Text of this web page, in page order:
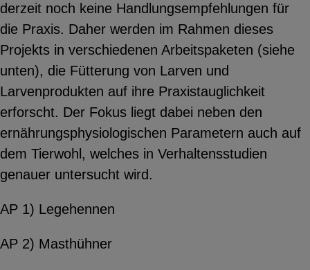
derzeit noch keine Handlungsempfehlungen für
die Praxis. Daher werden im Rahmen dieses
Projekts in verschiedenen Arbeitspaketen (siehe
unten), die Fütterung von Larven und
Larvenprodukten auf ihre Praxistauglichkeit
erforscht. Der Fokus liegt dabei neben den
ernährungsphysiologischen Parametern auch auf
dem Tierwohl, welches in Verhaltensstudien
genauer untersucht wird.
AP 1) Legehennen
AP 2) Masthühner
EXTERNE MEDIEN
Seitenspezifische Erfassung von
Benutzerdaten durch
Drittanbieter, bspw. über das
Einbinden externer Videos,
Standortdaten oder
Stellenanzeigen.
ChatBot